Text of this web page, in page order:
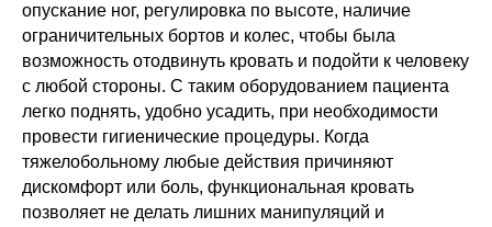
опускание ног, регулировка по высоте, наличие
ограничительных бортов и колес, чтобы была
возможность отодвинуть кровать и подойти к человеку
с любой стороны. С таким оборудованием пациента
легко поднять, удобно усадить, при необходимости
провести гигиенические процедуры. Когда
тяжелобольному любые действия причиняют
дискомфорт или боль, функциональная кровать
позволяет не делать лишних манипуляций и